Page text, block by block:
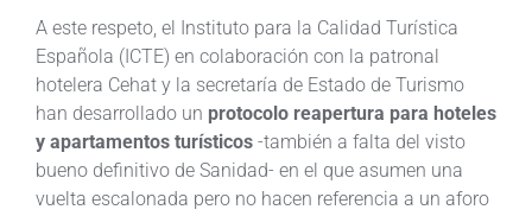
A este respeto, el Instituto para la Calidad Turística
Española (ICTE) en colaboración con la patronal
hotelera Cehat y la secretaría de Estado de Turismo
han desarrollado un protocolo reapertura para hoteles
y apartamentos turísticos -también a falta del visto
bueno definitivo de Sanidad- en el que asumen una
vuelta escalonada pero no hacen referencia a un aforo